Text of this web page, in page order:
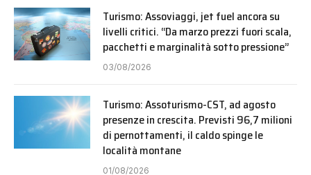
Turismo: Assoviaggi, jet fuel ancora su
livelli critici. “Da marzo prezzi fuori scala,
pacchetti e marginalità sotto pressione”
03/08/2026
Turismo: Assoturismo-CST, ad agosto
presenze in crescita. Previsti 96,7 milioni
di pernottamenti, il caldo spinge le
località montane
01/08/2026